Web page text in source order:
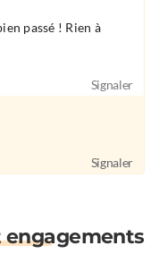
passé ! Rien à
Signaler
Signaler